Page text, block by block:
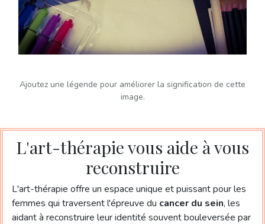
Ajoutez une légende pour améliorer la signification de cette
image.
L'art-thérapie vous aide à vous
reconstruire
L'art-thérapie offre un espace unique et puissant pour les
femmes qui traversent l'épreuve du cancer du sein, les
aidant à reconstruire leur identité souvent bouleversée par